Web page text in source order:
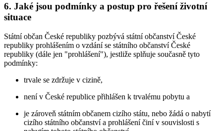
6. Jaké jsou podmínky a postup pro řešení životní
situace
Státní občan České republiky pozbývá státní občanství České
republiky prohlášením o vzdání se státního občanství České
republiky (dále jen "prohlášení"), jestliže splňuje současně tyto
podmínky:
trvale se zdržuje v cizině,
není v České republice přihlášen k trvalému pobytu a
je zároveň státním občanem cizího státu, nebo žádá o nabytí
cizího státního občanství a prohlášení činí v souvislosti s